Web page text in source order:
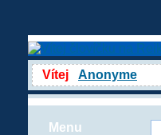
Vítej Anonyme
Menu